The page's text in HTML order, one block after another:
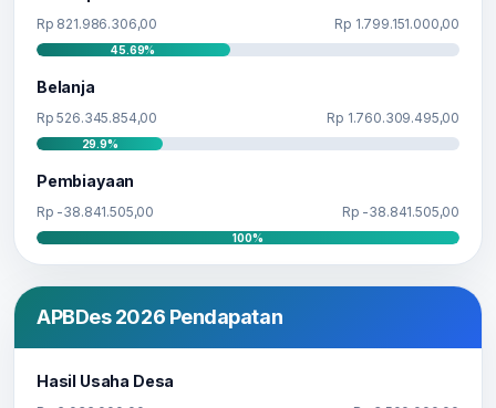
Rp 821.986.306,00 Rp 1.799.151.000,00
45.69%
Belanja
Rp 526.345.854,00 Rp 1.760.309.495,00
29.9%
Pembiayaan
Rp -38.841.505,00 Rp -38.841.505,00
100%
APBDes 2026 Pendapatan
Hasil Usaha Desa